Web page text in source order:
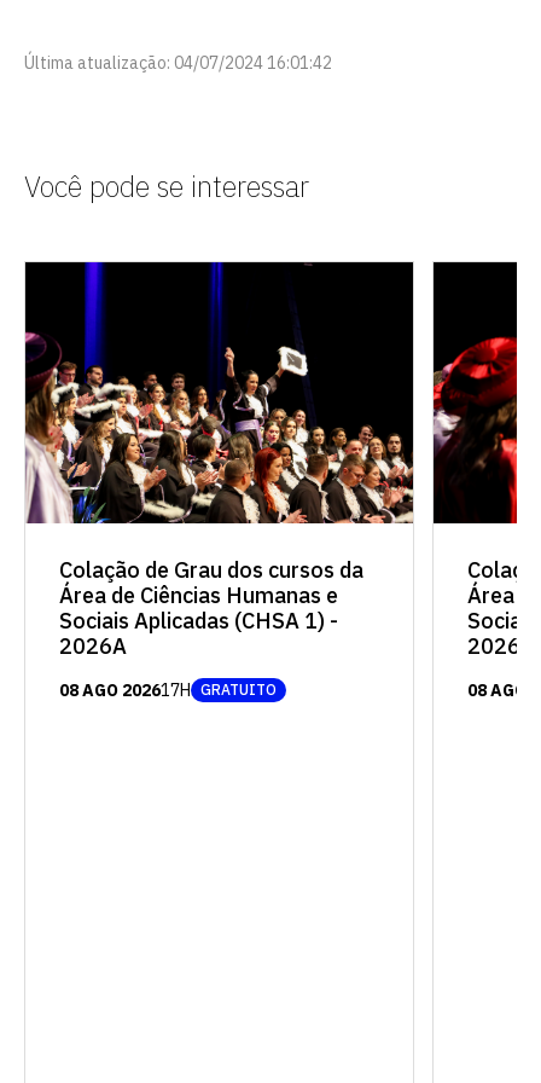
Última atualização: 04/07/2024 16:01:42
Você pode se interessar
Colação de Grau dos cursos da
Área de Ciências Humanas e
Sociais Aplicadas (CHSA 1) -
2026A
08 AGO 202617H GRATUITO
Área
2026A
08 AGO
Escolha a vaga que você
quer concorrer:
vagas para início de curso
vagas a partir do 2º ano de curso